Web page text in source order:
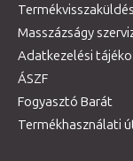
Masszázságy
Adatkezelési
ÁSZF
Fogyasztó Barát
Termékhasználati